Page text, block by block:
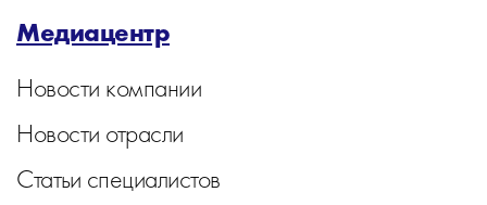
Медиацентр
Новости компании
Новости отрасли
Статьи специалистов